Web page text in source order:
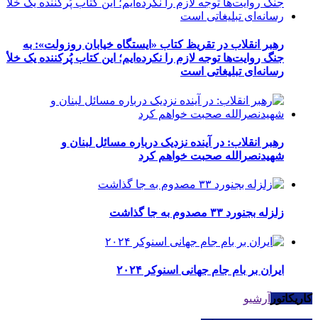
رهبر انقلاب در تقریظ کتاب «ایستگاه خیابان روزولت»: به
جنگ روایت‌ها توجه لازم را نکرده‌ایم؛ این کتاب پُرکننده‌ یک خلأ
رسانه‌ای تبلیغاتی است
رهبر انقلاب: در آینده نزدیک درباره مسائل لبنان و
شهیدنصرالله صحبت خواهم کرد
زلزله بجنورد ۳۳ مصدوم به جا گذاشت
ایران بر بام جام جهانی اسنوکر ۲۰۲۴
کاریکاتور آرشیو